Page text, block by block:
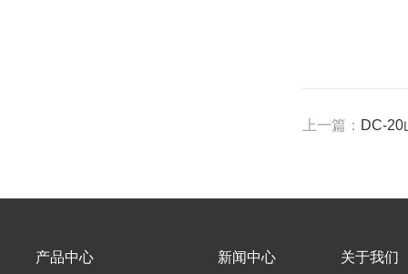
上一篇： DC-20
产品中心 新闻中心 关于我们